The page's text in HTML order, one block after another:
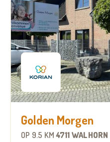
Golden Morgen
OP 9.5 KM 4711 WALHORN